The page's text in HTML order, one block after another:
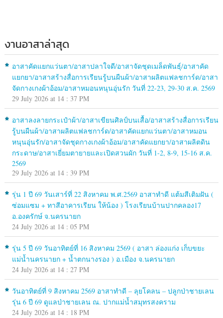
งานอาสาล่าสุด
อาสาคัดแยกแว่นตา/อาสาปลาใจดี/อาสาจัดชุดเมล็ดพันธุ์/อาสาคัด
แยกยา/อาสาสร้างสื่อการเรียนรู้บนผืนผ้า/อาสาผลิตแฟลชการ์ด/อาสา
จัดกางเกงผ้าอ้อม/อาสาหมอนหนุนอุ่นรัก วันที่ 22-23, 29-30 ส.ค. 2569
29 July 2026 at 14 : 37 PM
อาสาลงลายกระเป๋าผ้า/อาสาเขียนศิลป์บนเสื้อ/อาสาสร้างสื่อการเรียน
รู้บนผืนผ้า/อาสาผลิตแฟลชการ์ด/อาสาคัดแยกแว่นตา/อาสาหมอน
หนุนอุ่นรัก/อาสาจัดชุดกางเกงผ้าอ้อม/อาสาคัดแยกยา/อาสาผลิตดิน
กระดาษ/อาสาเยี่ยมตายายและเปิดสวนผัก วันที่ 1-2, 8-9, 15-16 ส.ค.
2569
29 July 2026 at 14 : 39 PM
รุ่น 1 ปี 69 วันเสาร์ที่ 22 สิงหาคม พ.ศ.2569 อาสาทำดี แต้มสีเติมฝัน (
ซ่อมแซม + ทาสีอาคารเรียน ให้น้อง ) โรงเรียนบ้านปากคลอง17
อ.องครักษ์ จ.นครนายก
24 July 2026 at 14 : 05 PM
รุ่น 5 ปี 69 วันอาทิตย์ที่ 16 สิงหาคม 2569 ( อาสา ล่องแก่ง เก็บขยะ
แม่น้ำนครนายก + น้ำตกนางรอง ) อ.เมือง จ.นครนายก
24 July 2026 at 14 : 27 PM
วันอาทิตย์ที่ 9 สิงหาคม 2569 อาสาทำดี – ลุยโคลน – ปลูกป่าชายเลน
รุ่น 6 ปี 69 ดูแลป่าชายเลน ณ. ปากแม่น้ำสมุทรสงคราม
24 July 2026 at 14 : 18 PM